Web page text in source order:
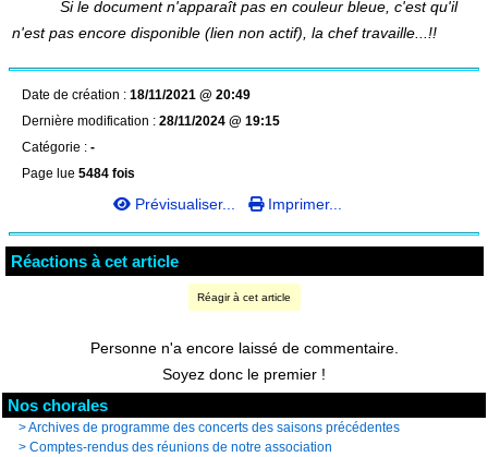
Nos chorales
>Archives de programme des concerts des saisons précédentes
> Comptes-rendus des réunions de notre association
Si le document n'apparaît pas en couleur bleue, c'est qu'il
n'est pas encore disponible (lien non actif), la chef travaille...!!
Date de création : 18/11/2021 @ 20:49
Dernière modification : 28/11/2024 @ 19:15
Catégorie : -
Page lue 5484 fois
Prévisualiser... Imprimer...
Réactions à cet article
Réagir à cet article
Personne n'a encore laissé de commentaire.
Soyez donc le premier !